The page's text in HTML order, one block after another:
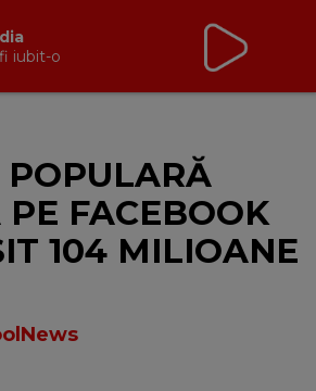
Radio Music
- 08:00
FACEBOOK
104 MILIOANE